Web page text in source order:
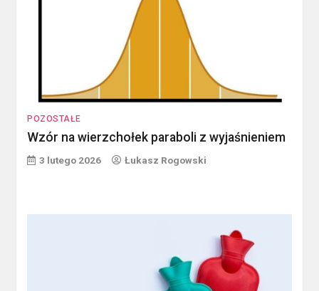
POZOSTAŁE
Wzór na wierzchołek paraboli z wyjaśnieniem
3 lutego 2026 Łukasz Rogowski